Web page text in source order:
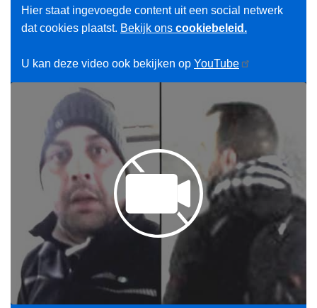
Hier staat ingevoegde content uit een social netwerk
dat cookies plaatst. Bekijk ons cookiebeleid.
U kan deze video ook bekijken op YouTube